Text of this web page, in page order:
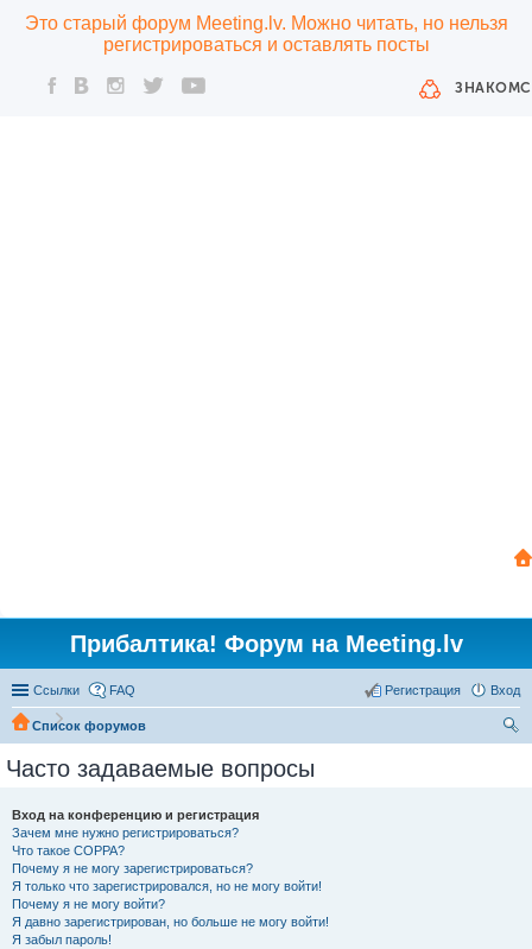
Это старый форум Meeting.lv. Можно читать, но нельзя
регистрироваться и оставлять посты
Прибалтика! Форум на Meeting.lv
Ссылки FAQ Вход
Регистрация
Список форумов
Часто задаваемые вопросы
Вход на конференцию и регистрация
Зачем мне нужно регистрироваться?
Что такое COPPA?
Почему я не могу зарегистрироваться?
Я только что зарегистрировался, но не могу войти!
Почему я не могу войти?
Я давно зарегистрирован, но больше не могу войти!
Я забыл пароль!